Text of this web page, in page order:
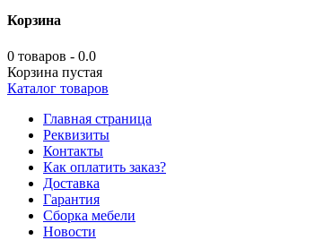
Корзина
0 товаров - 0.0
Корзина пустая
Каталог товаров
Главная страница
Реквизиты
Контакты
Как оплатить заказ?
Доставка
Гарантия
Сборка мебели
Новости